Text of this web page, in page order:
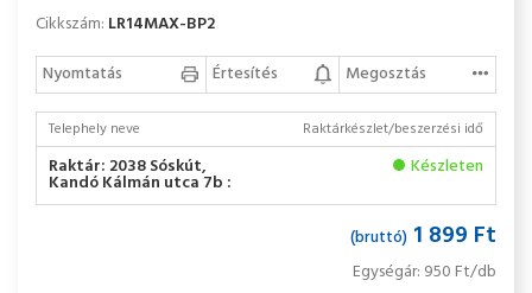
Cikkszám: LR14MAX-BP2
Nyomtatás
Értesítés Megosztás
Telephely neve Raktárkészlet/beszerzési idő
Raktár: 2038 Sóskút,
Kandó Kálmán utca 7b :
Készleten
(bruttó) 1 899 Ft
Egységár: 950 Ft/db